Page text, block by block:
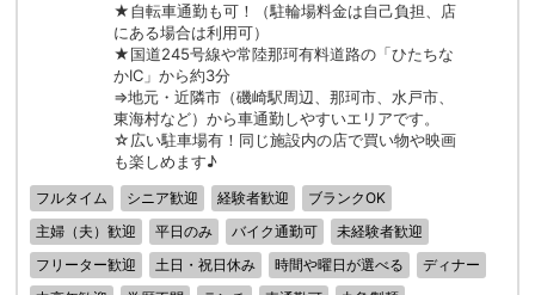
★自転車通勤も可！（駐輪場料金は自己負担、店
にある場合は利用可）
★国道245号線や常陸那珂有料道路の「ひたちな
かIC」から約3分
⇒地元・近隣市（磯崎駅周辺、那珂市、水戸市、
東海村など）から車通勤しやすいエリアです。
☆広い駐車場有！同じ施設内の店で買い物や映画
も楽しめます♪
フルタイム シニア歓迎 経験者歓迎
ブランクOK
主婦（夫）歓迎
平日のみ バイク通勤可
未経験者歓迎
フリーター歓迎
土日・祝日休み 時間や曜日が選べる
ディナー